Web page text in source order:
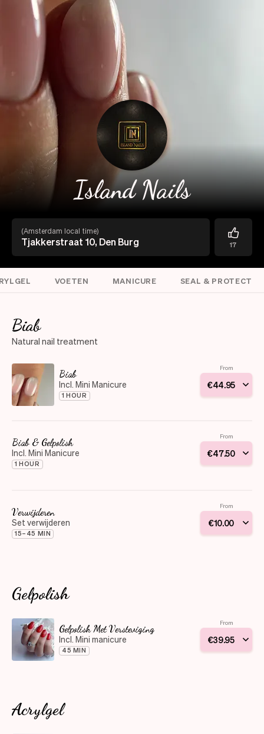
Island Nails
(Amsterdam local time)
Tjakkerstraat 10, Den Burg 17
VOETEN MANICURE SEAL & PROTECT
Biab
Natural nail treatment
Biab
Incl. Mini Manicure
1 HOUR
From
€44.95
Biab & Gelpolish
Incl. Mini Manicure
1 HOUR
From
€47.50
Verwijderen
Set verwijderen
15–45 MIN
From
€10.00
Gelpolish
Gelpolish Met Versteviging
Incl. Mini manicure
45 MIN
From
€39.95
Acrylgel